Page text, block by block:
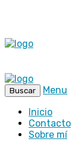
Buscar
Menu
Inicio
Contacto
Sobre mí